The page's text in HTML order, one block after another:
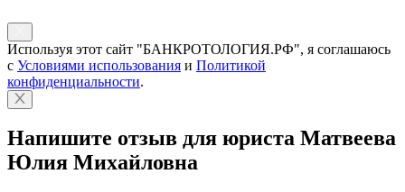
Используя этот сайт "БАНКРОТОЛОГИЯ.РФ", я соглашаюсь
с Условиями использования и Политикой
конфиденциальности.
Напишите отзыв для юриста Матвеева
Юлия Михайловна